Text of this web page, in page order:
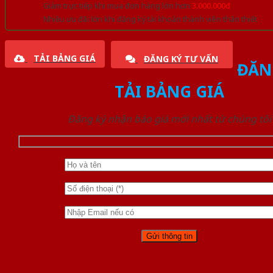
Giảm trực tiếp khi mua đơn hàng lớn hơn 3.000.000đ
Nhiều ưu đãi lớn khi đăng ký tài khoản thành viên thân thiết
TẢI BẢNG GIÁ ĐĂNG KÝ TƯ VẤN
TẢI BẢNG GIÁ
Đăng ký nhận báo giá mới nhất từ chúng tôi